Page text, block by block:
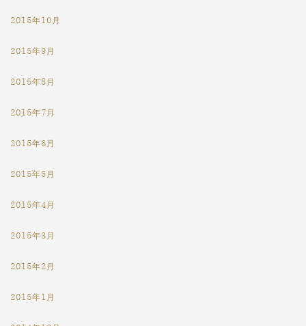
2015年10月
2015年9月
2015年8月
2015年7月
2015年6月
2015年5月
2015年4月
2015年3月
2015年2月
2015年1月